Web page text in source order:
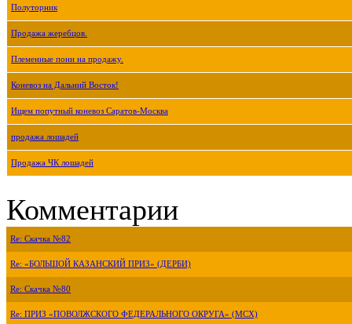
Полуторник
Продажа жеребцов.
Племенные пони на продажу.
Коневоз на Дальний Восток!
Ищем попутный коневоз Саратов-Москва
продажа лошадей
Продажа ЧК лошадей
Комментарии
Re: Скачка №82
Re: «БОЛЬШОЙ КАЗАНСКИЙ ПРИЗ» (ДЕРБИ)
Re: Скачка №80
Re: ПРИЗ «ПОВОЛЖСКОГО ФЕДЕРАЛЬНОГО ОКРУГА» (МСХ)